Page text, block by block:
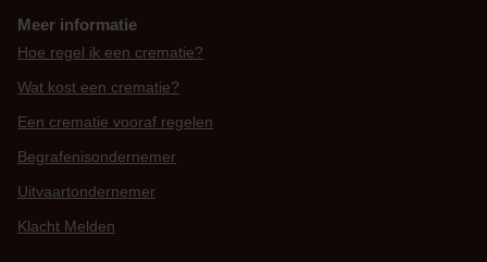
Meer informatie
Hoe regel ik een crematie?
Wat kost een crematie?
Een crematie vooraf regelen
Begrafenisondernemer
Uitvaartondernemer
Klacht Melden